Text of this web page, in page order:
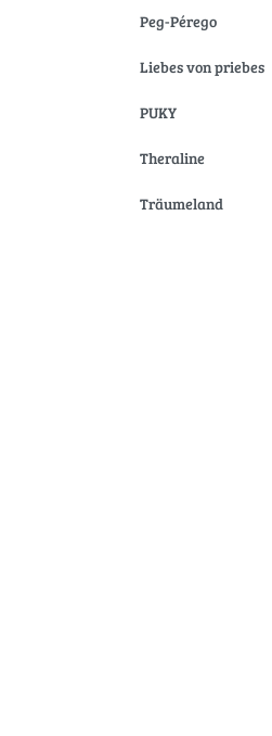
Peg-Pérego
Liebes von priebes
PUKY
Theraline
Träumeland